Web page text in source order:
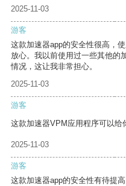
2025-11-03
游客
这款加速器app的安全性很高，
放心。我以前使用过一些其他的
情况，这让我非常担心。
2025-11-03
游客
这款加速器VPM应用程序可以给
2025-11-03
游客
这款加速器app的安全性有待提